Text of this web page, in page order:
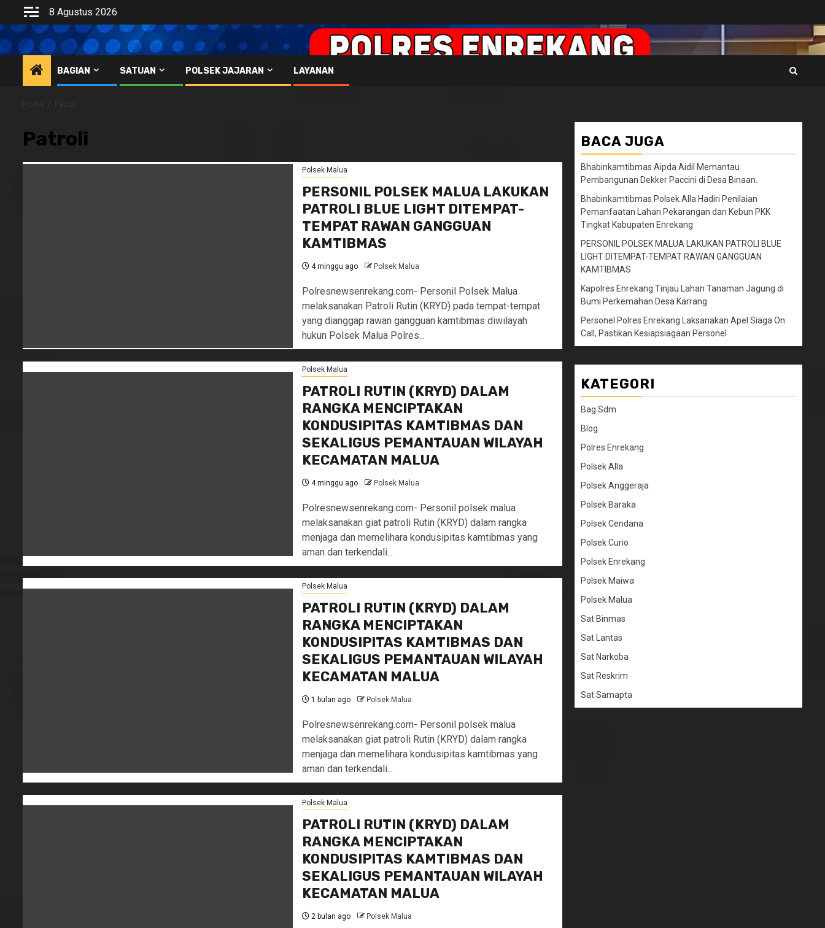
content
8 Agustus 2026
BAGIAN SATUAN POLSEK JAJARAN LAYANAN
Patroli
Polsek Malua
PERSONIL POLSEK MALUA LAKUKAN
PATROLI BLUE LIGHT DITEMPAT-
TEMPAT RAWAN GANGGUAN
KAMTIBMAS
4 minggu ago Polsek Malua
Polresnewsenrekang.com- Personil Polsek Malua
melaksanakan Patroli Rutin (KRYD) pada tempat-tempat
yang dianggap rawan gangguan kamtibmas diwilayah
hukun Polsek Malua Polres...
Polsek Malua
PATROLI RUTIN (KRYD) DALAM
RANGKA MENCIPTAKAN
KONDUSIPITAS KAMTIBMAS DAN
SEKALIGUS PEMANTAUAN WILAYAH
KECAMATAN MALUA
4 minggu ago Polsek Malua
Polresnewsenrekang.com- Personil polsek malua
melaksanakan giat patroli Rutin (KRYD) dalam rangka
menjaga dan memelihara kondusipitas kamtibmas yang
aman dan terkendali...
Polsek Malua
PATROLI RUTIN (KRYD) DALAM
RANGKA MENCIPTAKAN
KONDUSIPITAS KAMTIBMAS DAN
SEKALIGUS PEMANTAUAN WILAYAH
KECAMATAN MALUA
1 bulan ago Polsek Malua
Polresnewsenrekang.com- Personil polsek malua
melaksanakan giat patroli Rutin (KRYD) dalam rangka
menjaga dan memelihara kondusipitas kamtibmas yang
aman dan terkendali...
Polsek Malua
PATROLI RUTIN (KRYD) DALAM
RANGKA MENCIPTAKAN
KONDUSIPITAS KAMTIBMAS DAN
SEKALIGUS PEMANTAUAN WILAYAH
KECAMATAN MALUA
2 bulan ago Polsek Malua
BACA JUGA
Bhabinkamtibmas Aipda Aidil Memantau
Pembangunan Dekker Paccini di Desa Binaan.
Bhabinkamtibmas Polsek Alla Hadiri Penilaian
Pemanfaatan Lahan Pekarangan dan Kebun PKK
Tingkat Kabupaten Enrekang
PERSONIL POLSEK MALUA LAKUKAN PATROLI BLUE
LIGHT DITEMPAT-TEMPAT RAWAN GANGGUAN
KAMTIBMAS
Kapolres Enrekang Tinjau Lahan Tanaman Jagung di
Bumi Perkemahan Desa Karrang
Personel Polres Enrekang Laksanakan Apel Siaga On
Call, Pastikan Kesiapsiagaan Personel
KATEGORI
Bag Sdm
Blog
Polres Enrekang
Polsek Alla
Polsek Anggeraja
Polsek Baraka
Polsek Cendana
Polsek Curio
Polsek Enrekang
Polsek Maiwa
Polsek Malua
Sat Binmas
Sat Lantas
Sat Narkoba
Sat Reskrim
Sat Samapta